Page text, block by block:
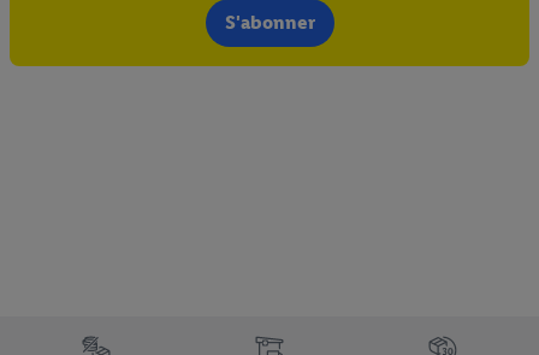
S'abonner
Élément du pied de page avec les différents arguments de